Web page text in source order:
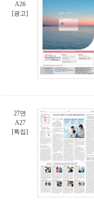
A26
[광고]
27면
A27
[특집]